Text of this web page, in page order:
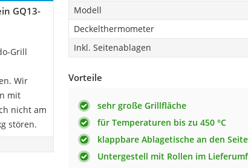
‎GQ13-
Grill
Wir
mit
nicht am
stören.
Modell
Deckelthermometer
Inkl. Seitenablagen
Vorteile
sehr große Grillfläche
für Temperaturen bis zu 450 °C
klappbare Ablagetische an den
Untergestell mit Rollen im